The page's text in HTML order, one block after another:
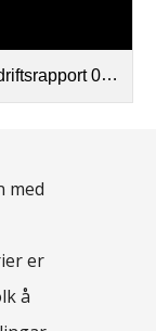
01.08.2025.pdf
med
er
å